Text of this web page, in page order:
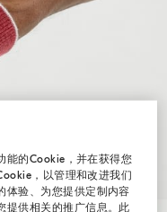
能的Cookie，并在获得您
，以管理和改进我们
体验、为您提供定制内容
提供相关的推广信息。此